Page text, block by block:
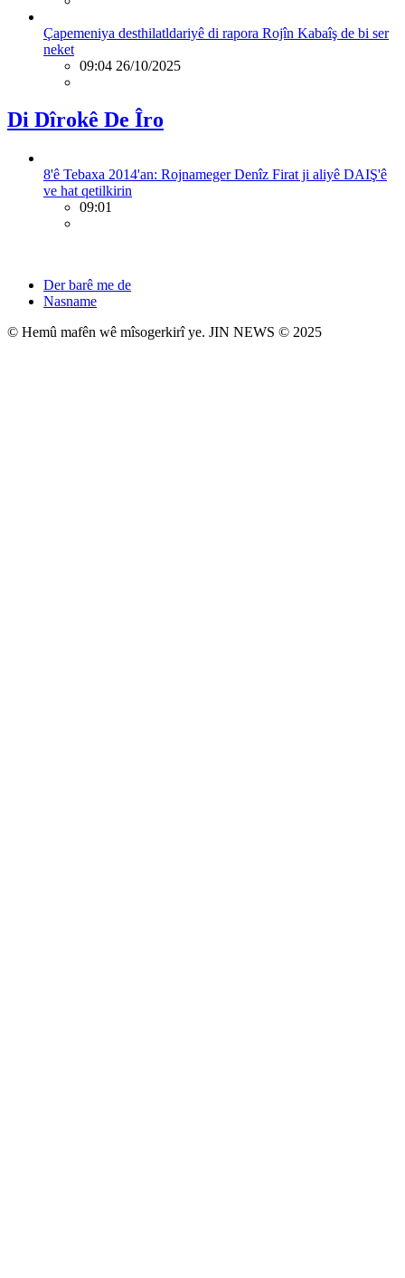
Çapemeniya desthilatldariyê di rapora Rojîn Kabaîş de bi ser
neket
09:04 26/10/2025
Di Dîrokê De Îro
8'ê Tebaxa 2014'an: Rojnameger Denîz Firat ji aliyê DAIŞ'ê
ve hat qetilkirin
09:01
Der barê me de
Nasname
© Hemû mafên wê mîsogerkirî ye. JIN NEWS © 2025